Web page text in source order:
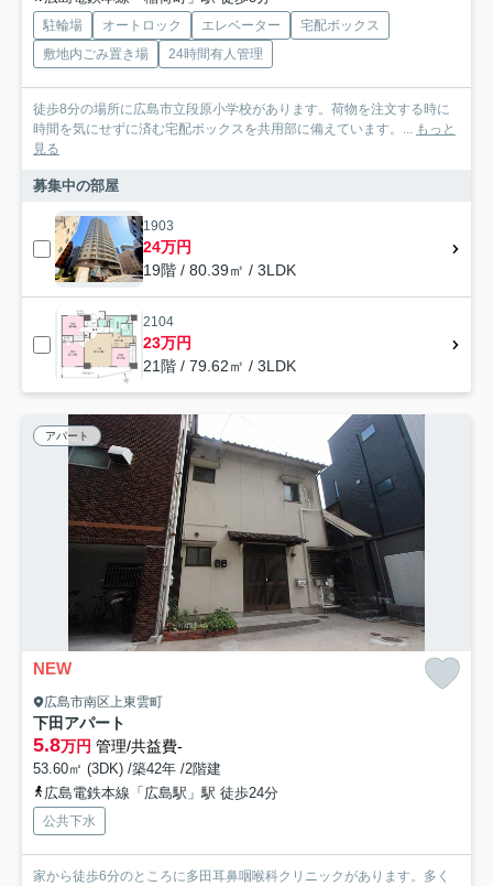
駐輪場 オートロック エレベーター
宅配ボックス
敷地内ごみ置き場
24時間有人管理
徒歩8分の場所に広島市立段原小学校があります。荷物を注文する時に
時間を気にせずに済む宅配ボックスを共用部に備えています。... もっと
見る
募集中の部屋
1903
24万円
19階 / 80.39㎡ / 3LDK
2104
23万円
21階 / 79.62㎡ / 3LDK
アパート
NEW
広島市南区上東雲町
下田アパート
5.8万円 管理/共益費-
53.60㎡ (3DK) /築42年 /2階建
広島電鉄本線「広島駅」駅 徒歩24分
公共下水
家から徒歩6分のところに多田耳鼻咽喉科クリニックがあります。多く